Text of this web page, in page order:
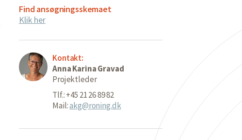
Find ansøgningsskemaet
Klik her
Kontakt:
Anna Karina Gravad
Projektleder
Tlf.: +45 21 26 89 82
Mail:akg@roning.dk